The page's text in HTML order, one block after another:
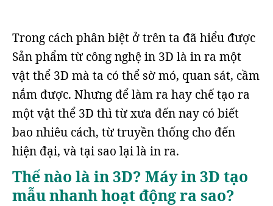
Trong cách phân biệt ở trên ta đã hiểu được
Sản phẩm từ công nghệ in 3D là in ra một
vật thể 3D mà ta có thể sờ mó, quan sát, cầm
nắm được. Nhưng để làm ra hay chế tạo ra
một vật thể 3D thì từ xưa đến nay có biết
bao nhiêu cách, từ truyền thống cho đến
hiện đại, và tại sao lại là in ra.
Thế nào là in 3D? Máy in 3D tạo
mẫu nhanh hoạt động ra sao?